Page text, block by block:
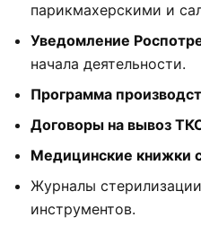
парикмахерскими и
Уведомление
начала деятельности.
Программа
Договоры на вывоз
Медицинские книжки
Журналы
инструментов.